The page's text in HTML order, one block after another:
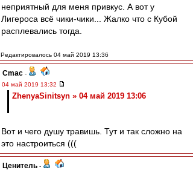
неприятный для меня привкус. А вот у
Лигероса всё чики-чики... Жалко что с Кубой
расплевались тогда.
Редактировалось 04 май 2019 13:36
Cmac -
04 май 2019 13:32
ZhenyaSinitsyn » 04 май 2019 13:06
Вот и чего душу травишь. Тут и так сложно на
это настроиться (((
Ценитель -